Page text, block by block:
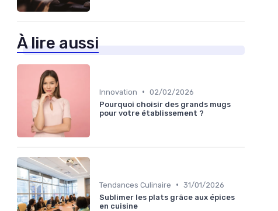
À lire aussi
Innovation • 02/02/2026
Pourquoi choisir des grands mugs
pour votre établissement ?
Tendances Culinaire • 31/01/2026
Sublimer les plats grâce aux épices
en cuisine